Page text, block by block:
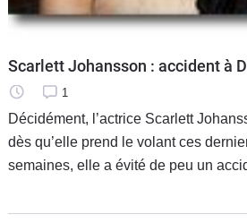
Scarlett
1
Décidément, l’actrice Scarlett
dès qu’elle prend le volant ces
semaines, elle a évité de peu un